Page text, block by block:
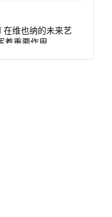
维也纳的未来艺
着重要作用